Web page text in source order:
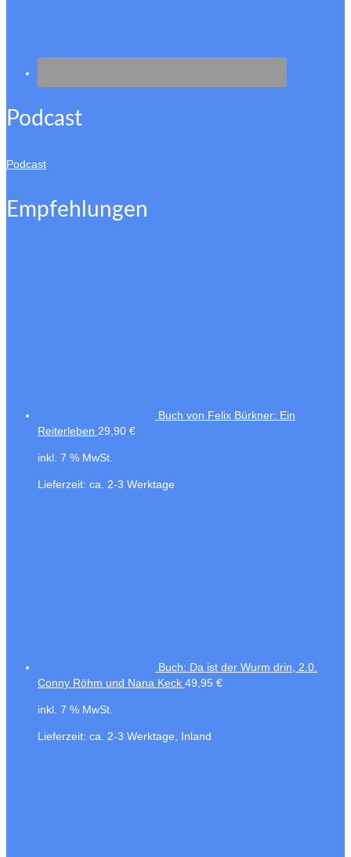
Podcast
Podcast
Empfehlungen
Buch von Felix Bürkner: Ein
Reiterleben 29,90 €
inkl. 7 % MwSt.
Lieferzeit: ca. 2-3 Werktage
Buch: Da ist der Wurm drin, 2.0.
Conny Röhm und Nana Keck 49,95 €
inkl. 7 % MwSt.
Lieferzeit: ca. 2-3 Werktage, Inland